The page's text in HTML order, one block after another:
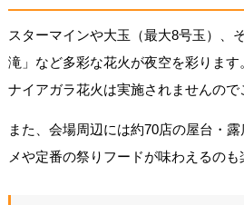
スターマインや大玉（最大8号玉）、
滝」など多彩な花火が夜空を彩りま
ナイアガラ花火は実施されませんので
また、会場周辺には約70店の屋台・
メや定番の祭りフードが味わえるのも